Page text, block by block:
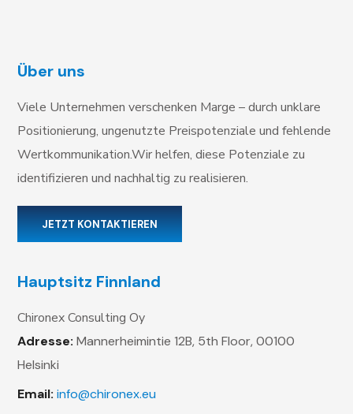
Über uns
Viele Unternehmen verschenken Marge – durch unklare
Positionierung, ungenutzte Preispotenziale und fehlende
Wertkommunikation.Wir helfen, diese Potenziale zu
identifizieren und nachhaltig zu realisieren.
JETZT KONTAKTIEREN
Hauptsitz Finnland
Chironex Consulting Oy
Adresse: Mannerheimintie 12B, 5th Floor,00100
Helsinki
Email: info@chironex.eu